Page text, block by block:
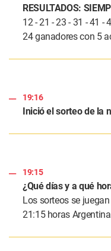
RESULTADOS:
12 - 21 - 23 - 31 - 41 -
24 ganadores con 5
19:16
Inició el sorteo de la
19:15
¿Qué días y a qué
Los sorteos se
21:15 horas